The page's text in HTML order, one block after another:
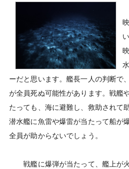
ーだと思います。艦長一人の判断で
が全員死ぬ可能性があります。戦艦
たっても、海に避難し、救助されて
潜水艦に魚雷や爆雷が当たって船が
全員が助からないでしょう。
戦艦に爆弾が当たって、艦上が